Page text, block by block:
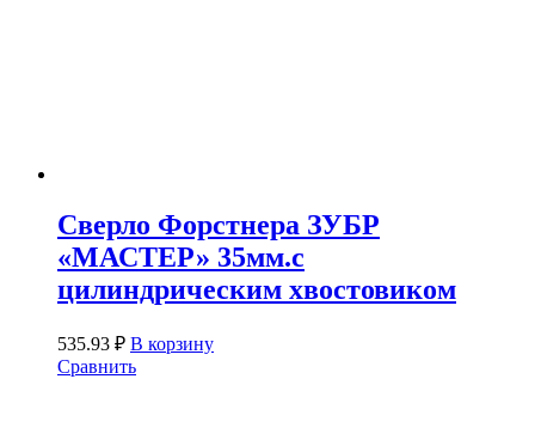
Сверло Форстнера ЗУБР
«МАСТЕР» 35мм.с
цилиндрическим хвостовиком
535.93 ₽ В корзину
Сравнить